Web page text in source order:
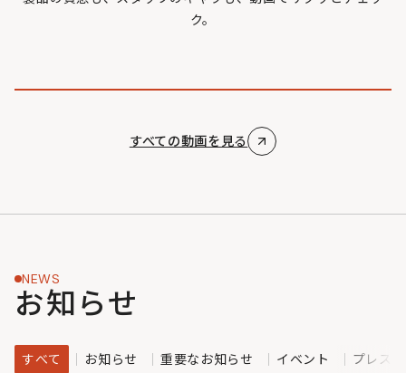
ク。
すべての動画を見る
NEWS
お知らせ
すべて お知らせ 重要なお知らせ イベント プレス